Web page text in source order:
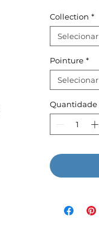
Collection *
Selecionar
Pointure *
Selecionar
Quantidade